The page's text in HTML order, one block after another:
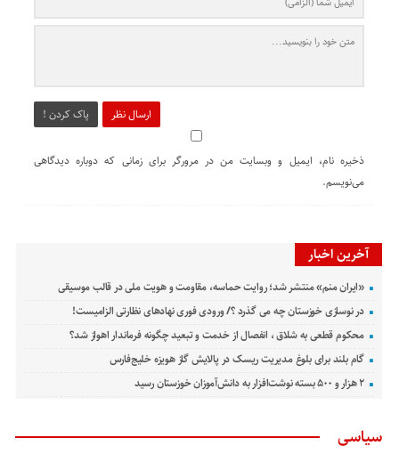
ارسال نظر پاک کردن !
ذخیره نام، ایمیل و وبسایت من در مرورگر برای زمانی که دوباره دیدگاهی
می‌نویسم.
آخرین اخبار
«ایران منم» منتشر شد؛ روایت حماسه، مقاومت و هویت ملی در قالب موسیقی
در نوسازی خوزستان چه می گذرد ؟/ ورودی فوری نهادهای نظارتی الزامیست!
محکوم قطعی به شلاق ، انفصال از خدمت و تبعید چگونه فرماندار اهواز شد؟
گام بلند برای بلوغ مدیریت ریسک در پالایش گاز هویزه خلیج‌فارس
۲ هزار و ۵۰۰ بسته نوشت‌افزار به دانش‌آموزان خوزستان رسید
سیاسی